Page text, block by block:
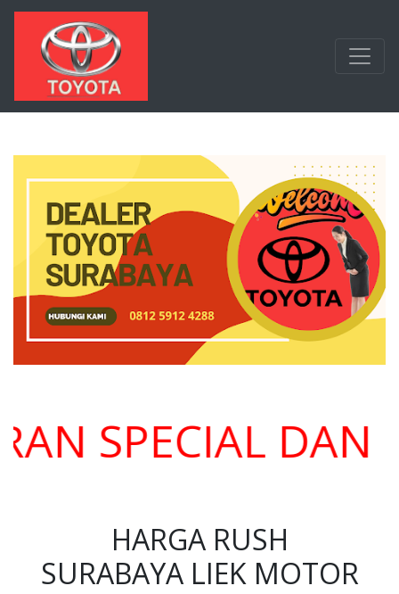
Langsung ke konten utama
DAN
HARGA RUSH
SURABAYA LIEK MOTOR